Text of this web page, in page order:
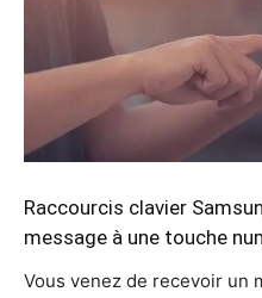
Raccourcis clavier
message à une touche
Vous venez de recevoir un